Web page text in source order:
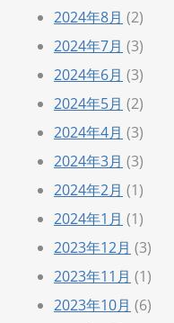
2024年8月 (2)
2024年7月 (3)
2024年6月 (3)
2024年5月 (2)
2024年4月 (3)
2024年3月 (3)
2024年2月 (1)
2024年1月 (1)
2023年12月 (3)
2023年11月 (1)
2023年10月 (6)